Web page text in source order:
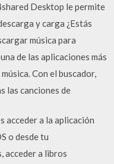
Desktop le permite
y carga ¿Estás
música para
de las aplicaciones más
Con el buscador,
las canciones de
acceder a la aplicación
o desde tu
acceder a libros